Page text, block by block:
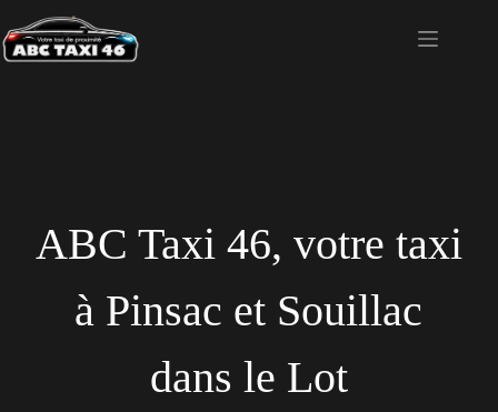
ABC Taxi 46, votre taxi
à Pinsac et Souillac
dans le Lot